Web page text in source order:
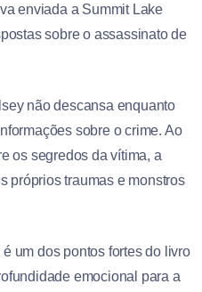
enviada a Summit Lake
sobre o assassinato de
não descansa enquanto
sobre o crime. Ao
os segredos da vítima, a
próprios traumas e monstros
um dos pontos fortes do livro
emocional para a